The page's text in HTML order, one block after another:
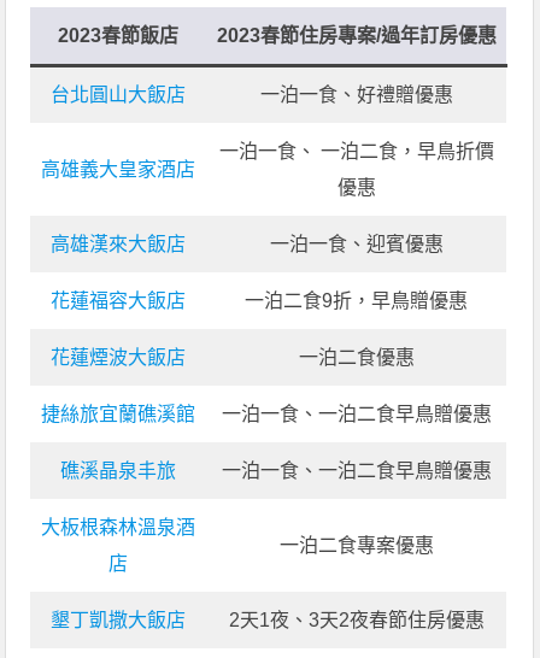
2023春節飯店 2023春節住房專案/過年訂房優惠
台北圓山大飯店 一泊一食、好禮贈優惠
高雄義大皇家酒店
一泊一食、 一泊二食，早鳥折價
優惠
高雄漢來大飯店 一泊一食、迎賓優惠
花蓮福容大飯店 一泊二食9折，早鳥贈優惠
花蓮煙波大飯店 一泊二食優惠
捷絲旅宜蘭礁溪館 一泊一食、一泊二食早鳥贈優惠
礁溪晶泉丰旅 一泊一食、一泊二食早鳥贈優惠
大板根森林溫泉酒
店
一泊二食專案優惠
墾丁凱撒大飯店 2天1夜、3天2夜春節住房優惠